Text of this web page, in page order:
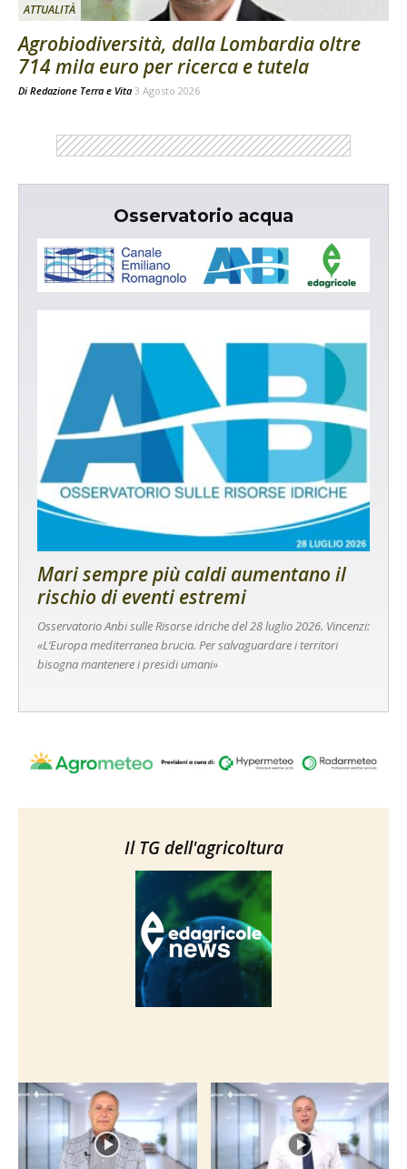
ATTUALITÀ
Agrobiodiversità, dalla Lombardia oltre
714 mila euro per ricerca e tutela
Di Redazione Terra e Vita 3 Agosto 2026
Osservatorio acqua
Mari sempre più caldi aumentano il
rischio di eventi estremi
Osservatorio Anbi sulle Risorse idriche del 28 luglio 2026. Vincenzi:
«L’Europa mediterranea brucia. Per salvaguardare i territori
bisogna mantenere i presidi umani»
Il TG dell'agricoltura